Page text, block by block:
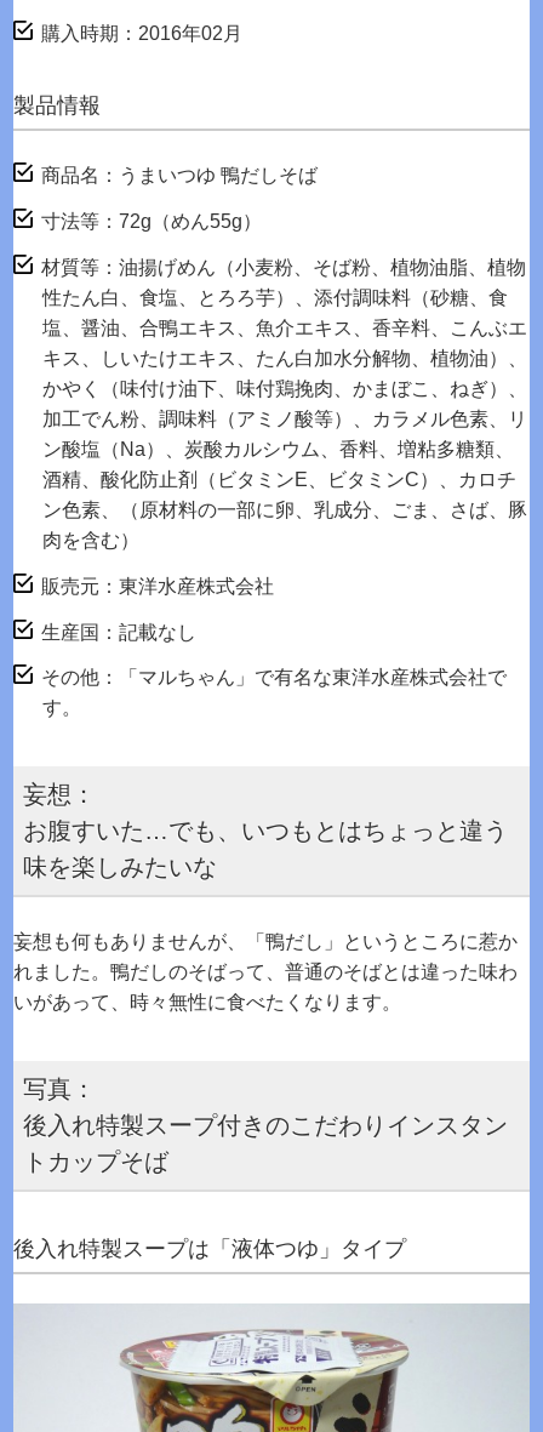
購入時期：2016年02月
製品情報
商品名：うまいつゆ 鴨だしそば
寸法等：72g（めん55g）
材質等：油揚げめん（小麦粉、そば粉、植物油脂、植物
性たん白、食塩、とろろ芋）、添付調味料（砂糖、食
塩、醤油、合鴨エキス、魚介エキス、香辛料、こんぶエ
キス、しいたけエキス、たん白加水分解物、植物油）、
かやく（味付け油下、味付鶏挽肉、かまぼこ、ねぎ）、
加工でん粉、調味料（アミノ酸等）、カラメル色素、リ
ン酸塩（Na）、炭酸カルシウム、香料、増粘多糖類、
酒精、酸化防止剤（ビタミンE、ビタミンC）、カロチ
ン色素、（原材料の一部に卵、乳成分、ごま、さば、豚
肉を含む）
販売元：東洋水産株式会社
生産国：記載なし
その他：「マルちゃん」で有名な東洋水産株式会社で
す。
妄想：
お腹すいた…でも、いつもとはちょっと違う
味を楽しみたいな
妄想も何もありませんが、「鴨だし」というところに惹か
れました。鴨だしのそばって、普通のそばとは違った味わ
いがあって、時々無性に食べたくなります。
写真：
後入れ特製スープ付きのこだわりインスタン
トカップそば
後入れ特製スープは「液体つゆ」タイプ